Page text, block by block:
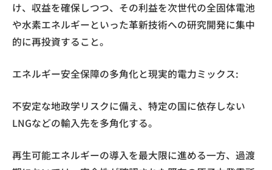
け、収益を確保しつつ、その利益を次世代の全固体電池
や水素エネルギーといった革新技術への研究開発に集中
的に再投資すること。
エネルギー安全保障の多角化と現実的電力ミックス:
不安定な地政学リスクに備え、特定の国に依存しない
LNGなどの輸入先を多角化する。
再生可能エネルギーの導入を最大限に進める一方、過渡